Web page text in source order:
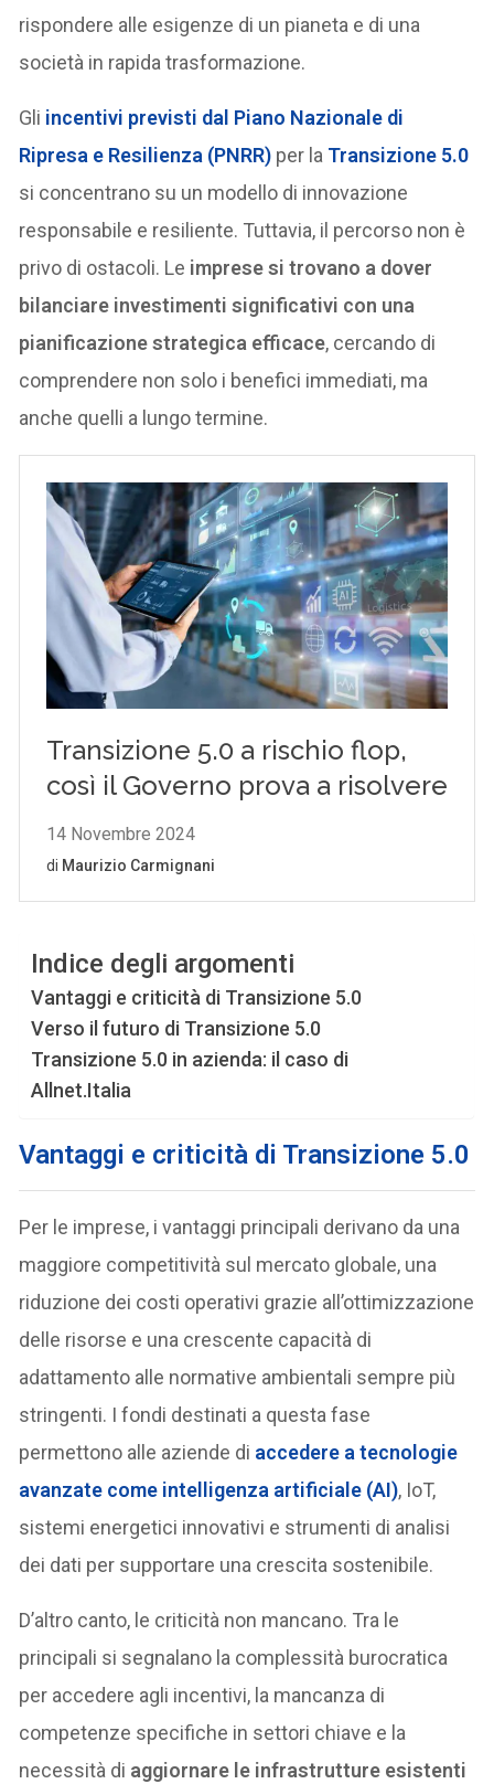
rispondere alle esigenze di un pianeta e di una
società in rapida trasformazione.
Gli incentivi previsti dal Piano Nazionale di
Ripresa e Resilienza (PNRR) per la Transizione 5.0
si concentrano su un modello di innovazione
responsabile e resiliente. Tuttavia, il percorso non è
privo di ostacoli. Le imprese si trovano a dover
bilanciare investimenti significativi con una
pianificazione strategica efficace, cercando di
comprendere non solo i benefici immediati, ma
anche quelli a lungo termine.
Indice degli argomenti
Vantaggi e criticità di Transizione 5.0
Verso il futuro di Transizione 5.0
Transizione 5.0 in azienda: il caso di
Allnet.Italia
Vantaggi e criticità di Transizione 5.0
Per le imprese, i vantaggi principali derivano da una
maggiore competitività sul mercato globale, una
riduzione dei costi operativi grazie all’ottimizzazione
delle risorse e una crescente capacità di
adattamento alle normative ambientali sempre più
stringenti. I fondi destinati a questa fase
permettono alle aziende di accedere a tecnologie
avanzate come intelligenza artificiale (AI), IoT,
sistemi energetici innovativi e strumenti di analisi
dei dati per supportare una crescita sostenibile.
D’altro canto, le criticità non mancano. Tra le
principali si segnalano la complessità burocratica
per accedere agli incentivi, la mancanza di
competenze specifiche in settori chiave e la
necessità di aggiornare le infrastrutture esistenti